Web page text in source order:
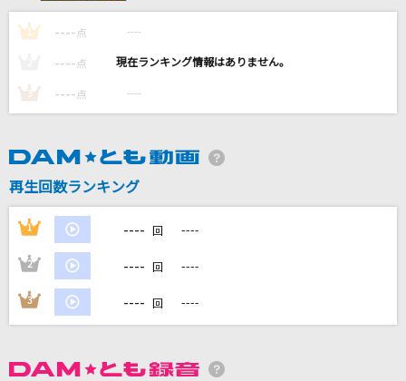
ブリキノダンス
[生音]SWEET 19 BLUES
DIVA(DiVA)
カラオケ最新情報をチェック！
1 ---- 点 ----
---- 点 ----
3 ---- 点 ----
再生回数ランキング
1 ---- 回 ----
2 ---- 回 ----
3 ---- 回 ----